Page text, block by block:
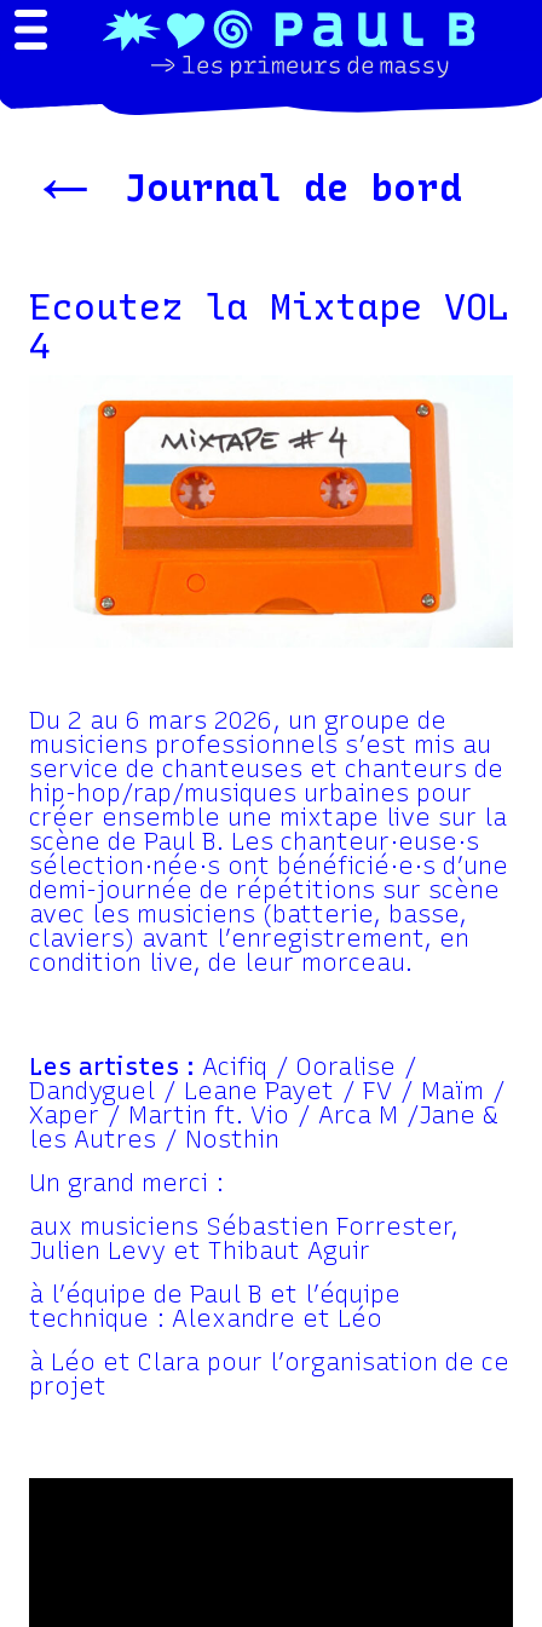
← Journal de bord
Ecoutez la Mixtape VOL
4
Du 2 au 6 mars 2026, un groupe de
musiciens professionnels s’est mis au
service de chanteuses et chanteurs de
hip-hop/rap/musiques urbaines pour
créer ensemble une mixtape live sur la
scène de Paul B. Les chanteur·euse·s
sélection·née·s ont bénéficié·e·s d’une
demi-journée de répétitions sur scène
avec les musiciens (batterie, basse,
claviers) avant l’enregistrement, en
condition live, de leur morceau.
Les artistes : Acifiq / Ooralise /
Dandyguel / Leane Payet / FV / Maïm /
Xaper / Martin ft. Vio / Arca M /Jane &
les Autres / Nosthin
Un grand merci :
aux musiciens Sébastien Forrester,
Julien Levy et Thibaut Aguir
à l’équipe de Paul B et l’équipe
technique : Alexandre et Léo
à Léo et Clara pour l’organisation de ce
projet